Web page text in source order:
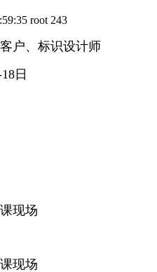
root 243
户、标识设计师
日
现场
现场